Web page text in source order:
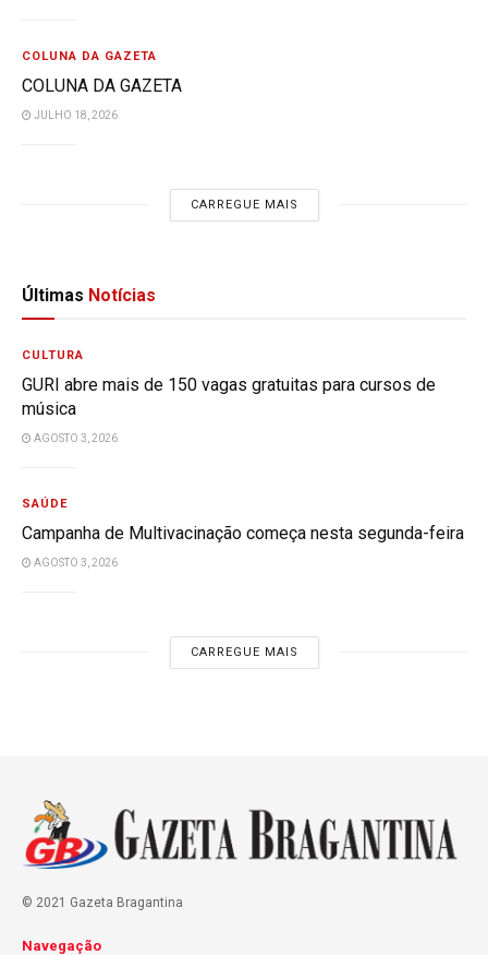
COLUNA DA GAZETA
COLUNA DA GAZETA
JULHO 18, 2026
CARREGUE MAIS
Últimas Notícias
CULTURA
GURI abre mais de 150 vagas gratuitas para cursos de
música
AGOSTO 3, 2026
SAÚDE
Campanha de Multivacinação começa nesta segunda-feira
AGOSTO 3, 2026
CARREGUE MAIS
© 2021 Gazeta Bragantina
Navegação